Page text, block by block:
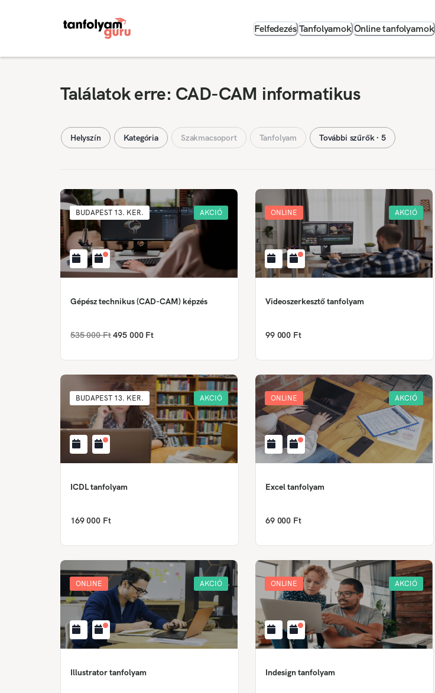
Felfedezés Tanfolyamok Online tanfolyamok
Találatok erre: CAD-CAM informatikus
Helyszín Kategória Szakmacsoport Tanfolyam További szűrők ∙ 5
BUDAPEST 13. KER. AKCIÓ
Gépész technikus (CAD-CAM) képzés
535 000 Ft 495 000 Ft
ONLINE AKCIÓ
Videoszerkesztő tanfolyam
99 000 Ft
BUDAPEST 13. KER. AKCIÓ
ICDL tanfolyam
169 000 Ft
ONLINE AKCIÓ
Excel tanfolyam
69 000 Ft
ONLINE AKCIÓ
Illustrator tanfolyam
ONLINE AKCIÓ
Indesign tanfolyam